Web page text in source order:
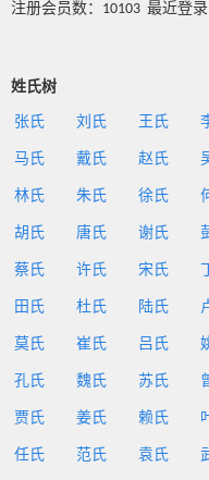
注册会员数：10103 最近登
姓氏树
张氏 刘氏 王氏
马氏 戴氏 赵氏
林氏 朱氏 徐氏
胡氏 唐氏 谢氏
蔡氏 许氏 宋氏
田氏 杜氏 陆氏
莫氏 崔氏 吕氏
孔氏 魏氏 苏氏
贾氏 姜氏 赖氏
任氏 范氏 袁氏